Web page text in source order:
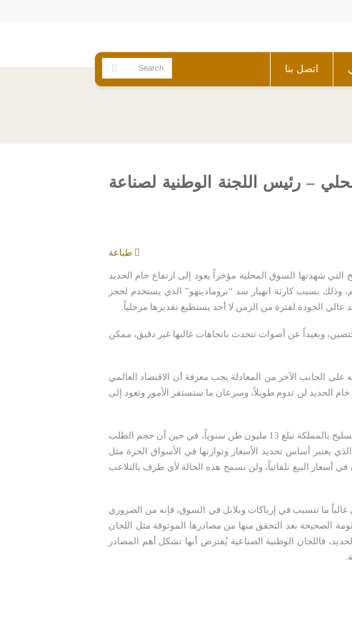
اتصل بنا
– رئيس اللجنة الوطنية لصناعة
طباعة
شهدتها السوق المحلية مؤخراً يعود إلى ارتفاع خام الحديد
بسبب كارثة انهيار سد “برومادينهو” الذي يستخدم لحجز
وبعيداً عن أصوات تتحدث باتجاهات غالبها غير دقيق، ممكن
على الجانب الآخر من المعادلة يجب معرفة أن الاقتصاد العالمي
الحديد لن تدوم طويلاً، وسرعان ما ستستقر الأمور وتعود إلى
وعلى الصعيد المحلي، أشار العجاجي إلى أنه لا داعي للقلق مطلقاً حول توفير منتجات حديد التسليح، حيث أكد بأن طاقة مصانع حديد التسليح بالمملكة تبلغ 13 مليون طن سنوياً، في حين أن حجم الطلب
إلى مبدأ العرض والطلب بحد ذاته الذي يعتبر أساس تحديد الأسعار وتوازنها في الأسواق الحرة مثل
البيع تلقائياً، ولن تسمح هذه الحالة لأي طرف بالتلاعب
ما تتسبب في إرباكات وبلابل في السوق، فإنه من الضروري
الصحيحة بعد التحقق منها من مصادرها الموثوقة مثل اللجان
فاللجان الوطنية الصناعية يُفترض أنها تشكل أهم المصادر